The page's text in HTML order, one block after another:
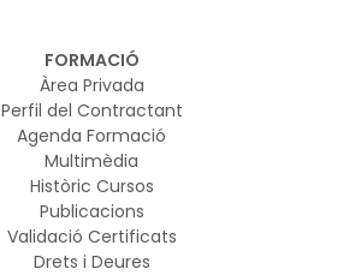
FORMACIÓ
Àrea Privada
Perfil del Contractant
Agenda Formació
Multimèdia
Històric Cursos
Publicacions
Validació Certificats
Drets i Deures